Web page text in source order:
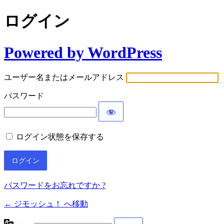
ログイン
Powered by WordPress
ユーザー名またはメールアドレス
パスワード
ログイン状態を保存する
パスワードをお忘れですか ?
← ジモッシュ！ へ移動